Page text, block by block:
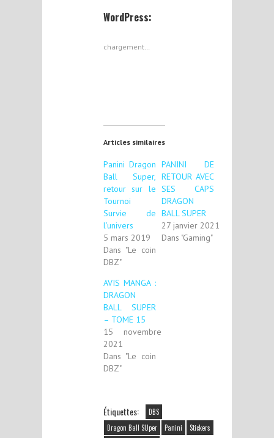
WordPress:
chargement…
Articles similaires
Panini Dragon
Ball Super,
retour sur le
Tournoi
Survie de
l’univers
5 mars 2019
Dans "Le coin
DBZ"
PANINI DE
RETOUR AVEC
SES CAPS
DRAGON
BALL SUPER
27 janvier 2021
Dans "Gaming"
AVIS MANGA :
DRAGON
BALL SUPER
– TOME 15
15 novembre
2021
Dans "Le coin
DBZ"
Étiquettes:
DBS
Dragon Ball SUper
Panini
Stickers